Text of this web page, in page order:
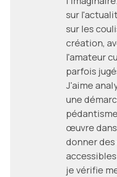
sur
sur les
création,
l'amateur
parfois
J'aime
une
œuvre
donner
je vérifie